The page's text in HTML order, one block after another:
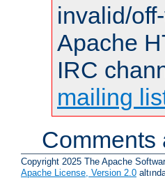
invalid/
Apache
IRC
mailing
Comments
Copyright 2025 The Apache
Apache License, Version 2.0